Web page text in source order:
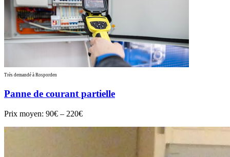
Très demandé à Rosporden
Panne de courant partielle
Prix moyen: 90€ – 220€